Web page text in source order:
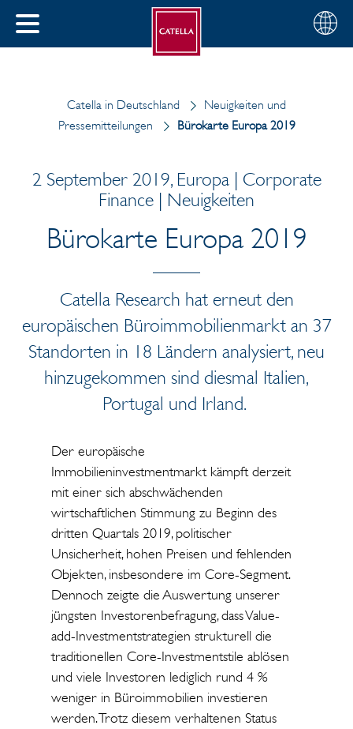
SCHLIESSEN
Wählen
Sie
Deutsch
Catella in Deutschland
Neuigkeiten und
Pressemitteilungen
Bürokarte Europa 2019
2 September 2019, Europa | Corporate
Finance | Neuigkeiten
Bürokarte Europa 2019
Catella Research hat erneut den
europäischen Büroimmobilienmarkt an 37
Standorten in 18 Ländern analysiert, neu
hinzugekommen sind diesmal Italien,
Portugal und Irland.
Der europäische
Immobilieninvestmentmarkt kämpft derzeit
mit einer sich abschwächenden
wirtschaftlichen Stimmung zu Beginn des
dritten Quartals 2019, politischer
Unsicherheit, hohen Preisen und fehlenden
Objekten, insbesondere im Core-Segment.
Dennoch zeigte die Auswertung unserer
jüngsten Investorenbefragung, dass Value-
add-Investmentstrategien strukturell die
traditionellen Core-Investmentstile ablösen
und viele Investoren lediglich rund 4 %
weniger in Büroimmobilien investieren
werden. Trotz diesem verhaltenen Status